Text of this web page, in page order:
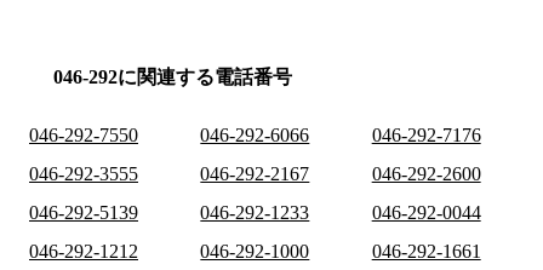
046-292に関連する電話番号
046-292-7550 046-292-6066
046-292-7176
046-292-3555
046-292-2167
046-292-2600
046-292-5139
046-292-1233
046-292-0044
046-292-1212
046-292-1000
046-292-1661